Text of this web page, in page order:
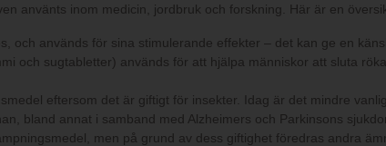
använts inom medicin, jordbruk och forskning. Här är en
och används för sina stimulerande effekter – det kan ge en
och sugtabletter) används för att hjälpa människor att sluta
eftersom det är giftigt för insekter. Idag är det mindre
bland annat i samband med Alzheimers och Parkinsons
men på grund av dess giftighet föredras andra